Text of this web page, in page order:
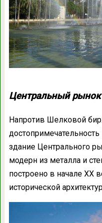
Центральный рынок
Напротив Шелковой
здание Центрального
модерн из металла и
построено в начале ХХ
исторической